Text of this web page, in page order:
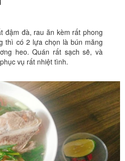
đậm đà, rau ăn kèm rất phong
thì có 2 lựa chọn là bún măng
heo. Quán rất sạch sẽ, và
vụ rất nhiệt tình.